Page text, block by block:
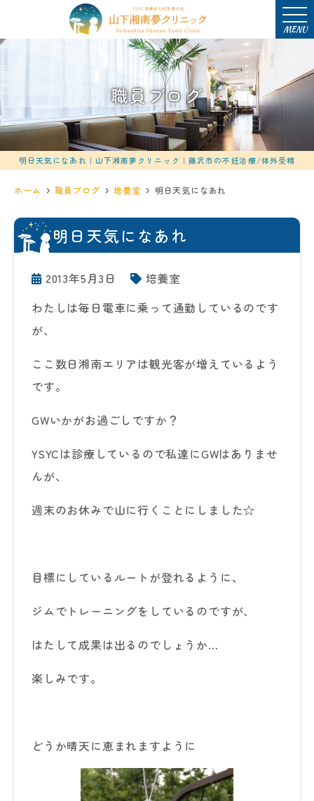
MENU
職員ブログ
明日天気になあれ｜山下湘南夢クリニック｜藤沢市の不妊治療/体外受精
ホーム 職員ブログ 培養室 明日天気になあれ
明日天気になあれ
2013年5月3日
培養室
わたしは毎日電車に乗って通勤しているのです
が、
ここ数日湘南エリアは観光客が増えているよう
です。
GWいかがお過ごしですか？
YSYCは診療しているので私達にGWはありませ
んが、
週末のお休みで山に行くことにしました☆
目標にしているルートが登れるように、
ジムでトレーニングをしているのですが、
はたして成果は出るのでしょうか…
楽しみです。
どうか晴天に恵まれますように